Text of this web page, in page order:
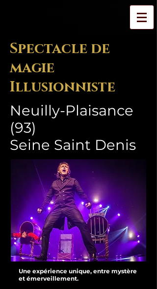
Spectacle de
magie
Illusionniste
Neuilly-Plaisance
(93)
Seine Saint Denis
Une expérience unique, entre mystère
et émerveillement.